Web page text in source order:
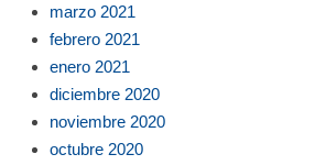
marzo 2021
febrero 2021
enero 2021
diciembre 2020
noviembre 2020
octubre 2020